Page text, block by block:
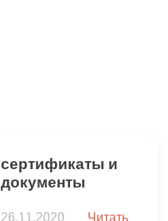
сертификаты и
документы
26.11.2020 Читать